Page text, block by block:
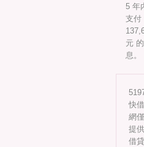
5 年
支付
元
息。
快借
網僅
提供
借貸